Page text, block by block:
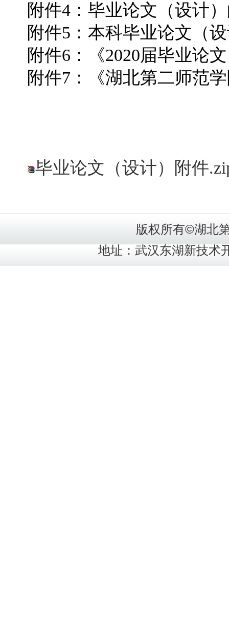
附件4 ：毕业论文（设计
附件5 ：本科毕业论文（
附件6 ：《2020届毕业论
附件7 ：《湖北第二师范
毕业论文（设计）附件
版权所有©湖北
地址：武汉东湖新技术